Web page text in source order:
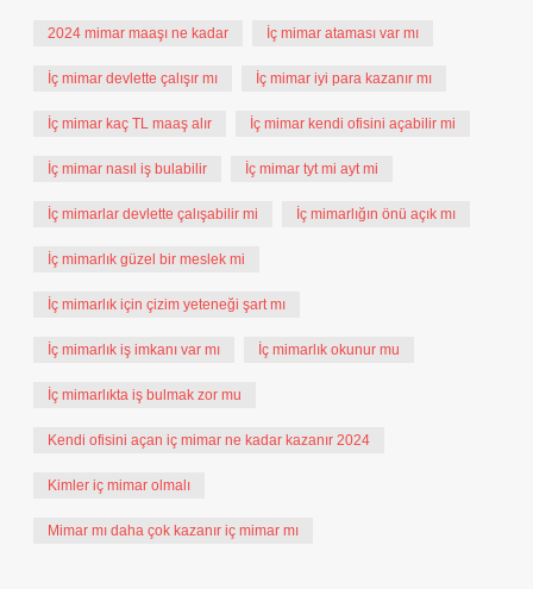
2024 mimar maaşı ne kadar İç mimar ataması var mı
İç mimar devlette çalışır mı İç mimar iyi para kazanır mı
İç mimar kaç TL maaş alır İç mimar kendi ofisini açabilir mi
İç mimar nasıl iş bulabilir İç mimar tyt mi ayt mi
İç mimarlar devlette çalışabilir mi İç mimarlığın önü açık mı
İç mimarlık güzel bir meslek mi
İç mimarlık için çizim yeteneği şart mı
İç mimarlık iş imkanı var mı İç mimarlık okunur mu
İç mimarlıkta iş bulmak zor mu
Kendi ofisini açan iç mimar ne kadar kazanır 2024
Kimler iç mimar olmalı
Mimar mı daha çok kazanır iç mimar mı